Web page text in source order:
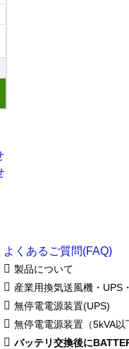
よくあるご質問(FAQ)
製品について
産業用換気送風機・UPS
無停電電源装置(UPS)
無停電電源装置（5kVA以
バッテリ交換後に